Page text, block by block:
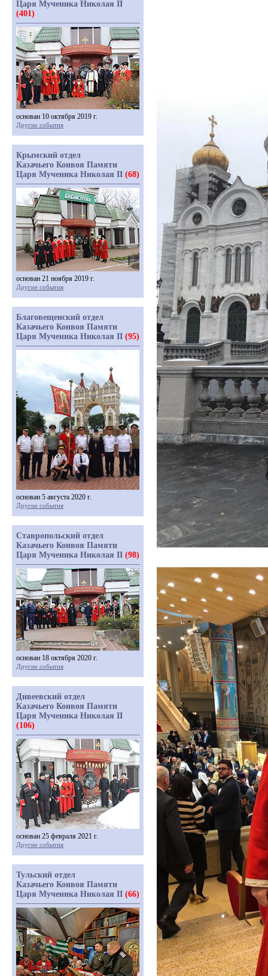
Царя Мученика Николая II
(401)
основан 10 октября 2019 г.
Другие события
Крымский отдел
Казачьего Конвоя Памяти
Царя Мученика Николая II (68)
основан 21 ноября 2019 г.
Другие события
Благовещенский отдел
Казачьего Конвоя Памяти
Царя Мученика Николая II (95)
основан 5 августа 2020 г.
Другие события
Ставропольский отдел
Казачьего Конвоя Памяти
Царя Мученика Николая II (98)
основан 18 октября 2020 г.
Другие события
Дивеевский отдел
Казачьего Конвоя Памяти
Царя Мученика Николая II
(106)
основан 25 февраля 2021 г.
Другие события
Тульский отдел
Казачьего Конвоя Памяти
Царя Мученика Николая II (66)